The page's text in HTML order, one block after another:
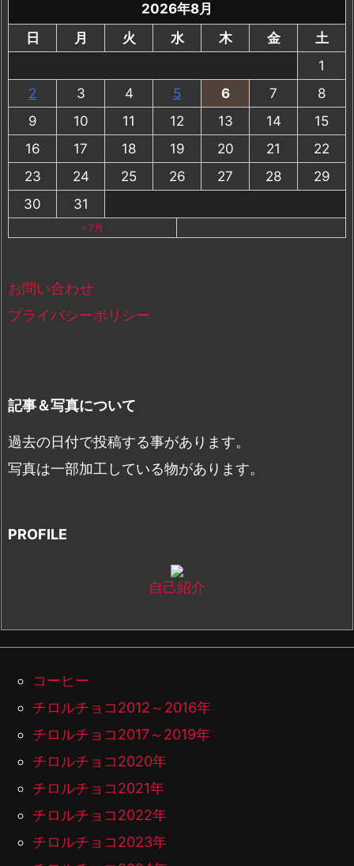
2026年8月
日
月 火 水 木 金
土
1
2
3 4 5 6 7
8
9
10 11 12 13 14
15
16
17 18 19 20 21
22
23
24 25 26 27 28
29
30
31
« 7月
お問い合わせ
プライバシーポリシー
記事＆写真について
過去の日付で投稿する事があります。
写真は一部加工している物があります。
PROFILE
自己紹介
コーヒー
チロルチョコ2012～2016年
チロルチョコ2017～2019年
チロルチョコ2020年
チロルチョコ2021年
チロルチョコ2022年
チロルチョコ2023年